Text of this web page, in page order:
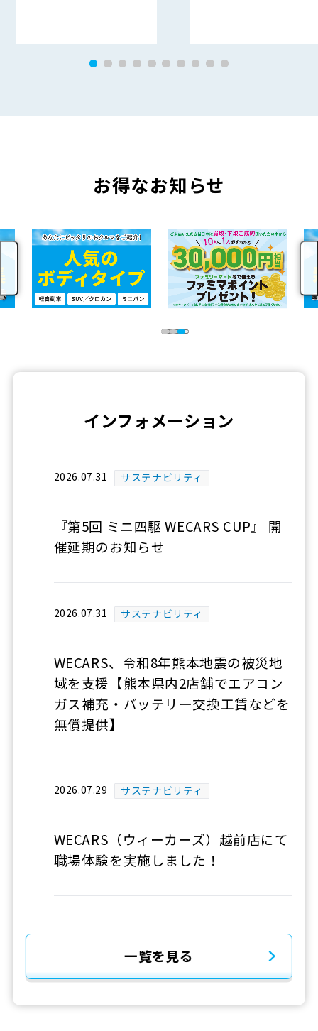
お得なお知らせ
インフォメーション
一覧を見る
2026.07.31 サステナビリティ
『第5回 ミニ四駆 WECARS CUP』 開
催延期のお知らせ
2026.07.31 サステナビリティ
WECARS、令和8年熊本地震の被災地
域を支援【熊本県内2店舗でエアコン
ガス補充・バッテリー交換工賃などを
無償提供】
2026.07.29 サステナビリティ
WECARS（ウィーカーズ）越前店にて
職場体験を実施しました！